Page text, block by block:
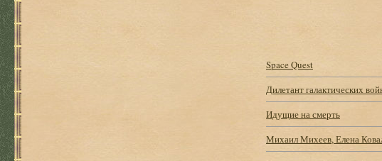
Space Quest
Дилетант галактических
Идущие на смерть
Михаил Михеев, Елена